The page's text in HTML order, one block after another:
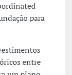
para
entre